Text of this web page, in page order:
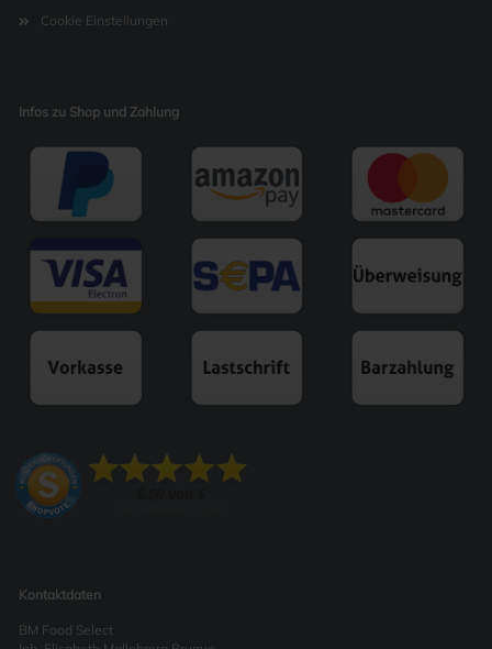
Cookie Einstellungen
Infos zu Shop und Zahlung
Kontaktdaten
BM Food Select